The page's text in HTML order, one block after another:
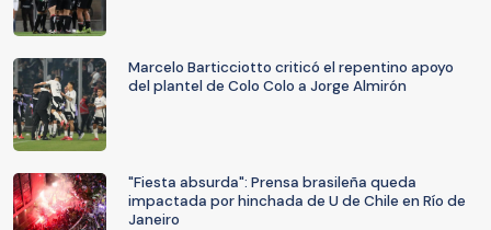
Marcelo Barticciotto criticó el repentino apoyo
del plantel de Colo Colo a Jorge Almirón
"Fiesta absurda": Prensa brasileña queda
impactada por hinchada de U de Chile en Río de
Janeiro